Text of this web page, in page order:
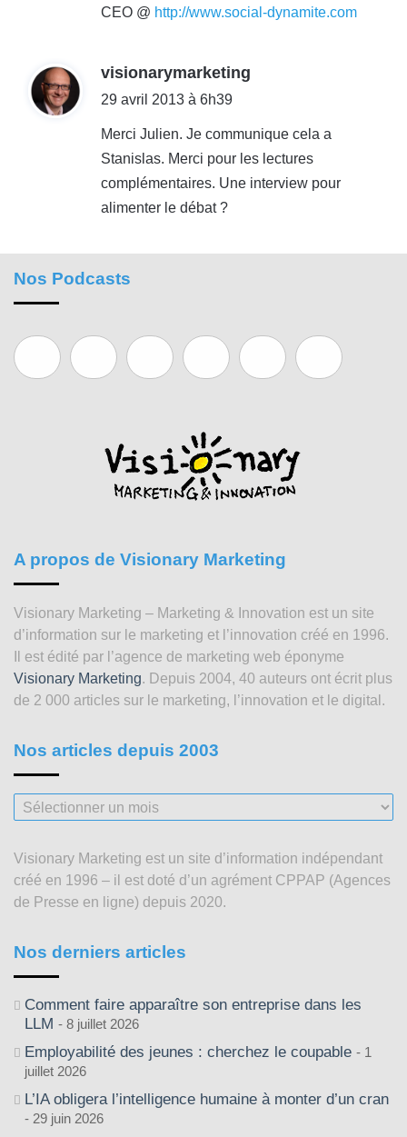
CEO @ http://www.social-dynamite.com
visionarymarketing
29 avril 2013 à 6h39
Merci Julien. Je communique cela a
Stanislas. Merci pour les lectures
complémentaires. Une interview pour
alimenter le débat ?
Nos Podcasts
A propos de Visionary Marketing
Visionary Marketing – Marketing & Innovation est un site
d’information sur le marketing et l’innovation créé en 1996.
Il est édité par l’agence de marketing web éponyme
Visionary Marketing. Depuis 2004, 40 auteurs ont écrit plus
de 2 000 articles sur le marketing, l’innovation et le digital.
Nos articles depuis 2003
Nos
articles
2003
Visionary Marketing est un site d’information indépendant
créé en 1996 – il est doté d’un agrément CPPAP (Agences
de Presse en ligne) depuis 2020.
Nos derniers articles
Comment faire apparaître son entreprise dans les
LLM
8 juillet 2026
Employabilité des jeunes : cherchez le coupable
1
juillet 2026
L’IA obligera l’intelligence humaine à monter d’un cran
29 juin 2026